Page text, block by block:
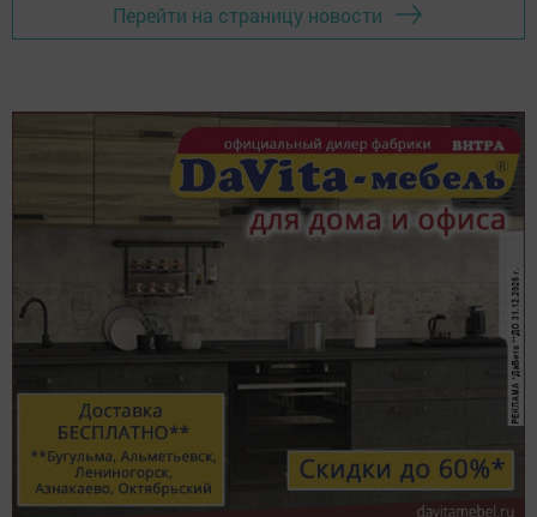
Перейти на страницу новости